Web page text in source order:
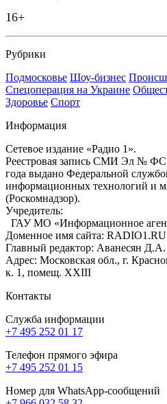
16+
Рубрики
Подмосковье Шоу-бизнес
Спецоперация на Украине
Здоровье Спорт
Информация
Сетевое издание «Радио 1».
Реестровая запись СМИ Эл №
года выдано Федеральной
информационных технологий и
(Роскомнадзор).
Учредитель:
ГАУ МО «Информационное
Доменное имя сайта: RADIO1.RU
Главный редактор: Аванесян Д.А.
Адрес: Московская обл., г.
к. 1, помещ. XXIII
Контакты
Служба информации
+7 495 252 01 17
Телефон прямого эфира
+7 495 252 01 15
Номер для WhatsApp-сообщений